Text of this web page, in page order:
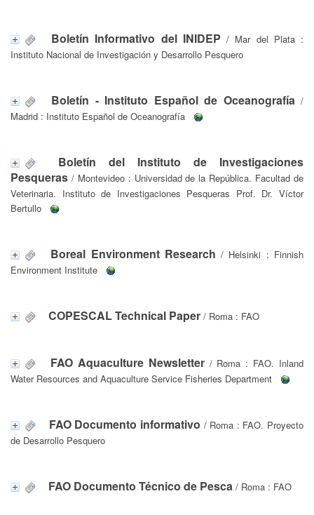
Boletín Informativo del INIDEP / Mar del Plata :
Instituto Nacional de Investigación y Desarrollo Pesquero
Boletín - Instituto Español de Oceanografía/
Madrid : Instituto Español de Oceanografía
Boletín del Instituto de Investigaciones
Pesqueras / Montevideo : Universidad de la República. Facultad de
Veterinaria. Instituto de Investigaciones Pesqueras Prof. Dr. Víctor
Bertullo
Boreal Environment Research / Helsinki : Finnish
Environment Institute
COPESCAL Technical Paper / Roma : FAO
FAO Aquaculture Newsletter/ Roma : FAO. Inland
Water Resources and Aquaculture Service Fisheries Department
FAO Documento informativo / Roma : FAO. Proyecto
de Desarrollo Pesquero
FAO Documento Técnico de Pesca / Roma : FAO